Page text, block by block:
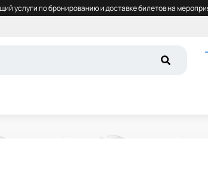
услуги по бронированию и доставке билетов на